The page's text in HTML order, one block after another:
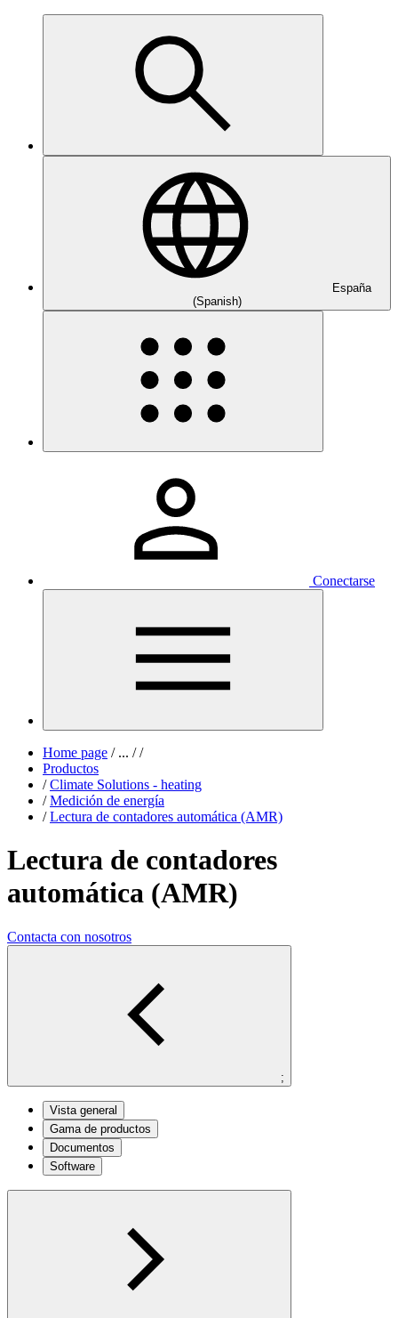
España
(Spanish)
Conectarse
Home page /... / /
Productos
/ Climate Solutions - heating
/ Medición de energía
/ Lectura de contadores automática (AMR)
Lectura de contadores
automática (AMR)
Contacta con nosotros
;
Vista general
Gama de productos
Documentos
Software